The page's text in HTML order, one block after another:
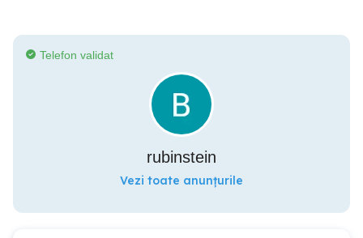
Telefon validat
rubinstein
Vezi toate anunțurile